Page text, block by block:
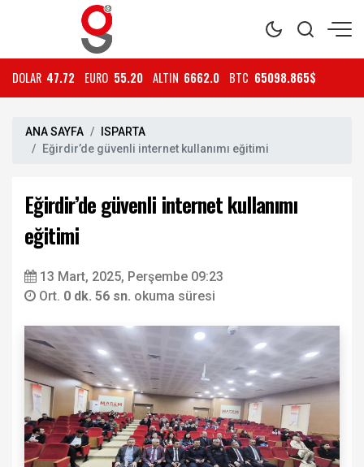
DOLAR 47.72 EURO 55.20 ALTIN 6662.0 BTC 65098.865$
ANA SAYFA
ISPARTA
Eğirdir’de güvenli internet kullanımı eğitimi
Eğirdir’de güvenli internet kullanımı
eğitimi
13 Mart, 2025, Perşembe 09:23
Ort. 0 dk. 56 sn. okuma süresi